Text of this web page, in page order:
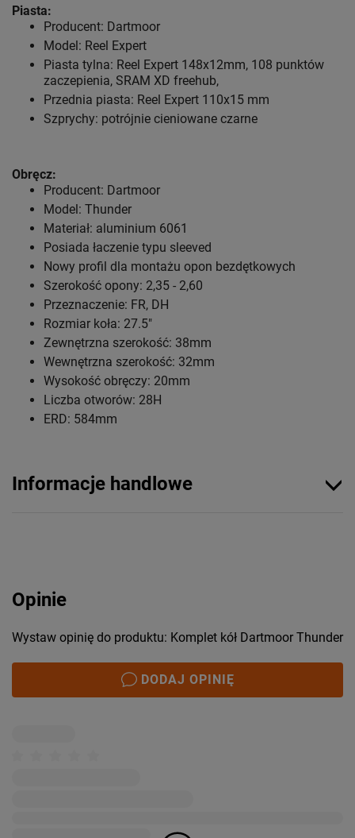
Piasta:
Producent: Dartmoor
Model: Reel Expert
Piasta tylna: Reel Expert 148x12mm, 108 punktów
zaczepienia, SRAM XD freehub,
Przednia piasta: Reel Expert 110x15 mm
Szprychy: potrójnie cieniowane czarne
Obręcz:
Producent: Dartmoor
Model: Thunder
Materiał: aluminium 6061
Posiada łaczenie typu sleeved
Nowy profil dla montażu opon bezdętkowych
Szerokość opony: 2,35 - 2,60
Przeznaczenie: FR, DH
Rozmiar koła: 27.5"
Zewnętrzna szerokość: 38mm
Wewnętrzna szerokość: 32mm
Wysokość obręczy: 20mm
Liczba otworów: 28H
ERD: 584mm
Informacje handlowe
Opinie
Wystaw opinię do produktu: Komplet kół Dartmoor Thunder
DODAJ OPINIĘ